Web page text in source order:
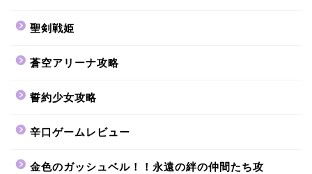
聖剣戦姫
蒼空アリーナ攻略
誓約少女攻略
辛口ゲームレビュー
金色のガッシュベル！！永遠の絆の仲間たち攻